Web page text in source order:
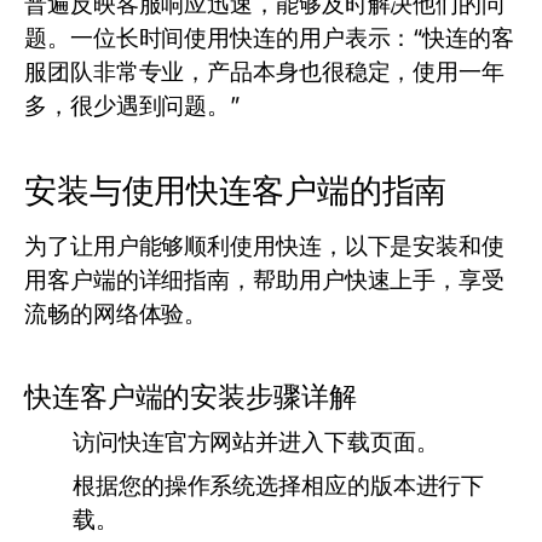
题。一位长时间使用快连的用户表示：“快连的客
服团队非常专业，产品本身也很稳定，使用一年
多，很少遇到问题。”
安装与使用快连客户端的指南
为了让用户能够顺利使用快连，以下是安装和使
用客户端的详细指南，帮助用户快速上手，享受
流畅的网络体验。
快连客户端的安装步骤详解
访问快连官方网站并进入下载页面。
根据您的操作系统选择相应的版本进行下
载。